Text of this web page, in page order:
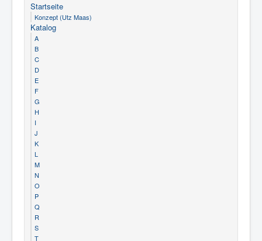
Startseite
Konzept (Utz Maas)
Katalog
A
B
C
D
E
F
G
H
I
J
K
L
M
N
O
P
Q
R
S
T